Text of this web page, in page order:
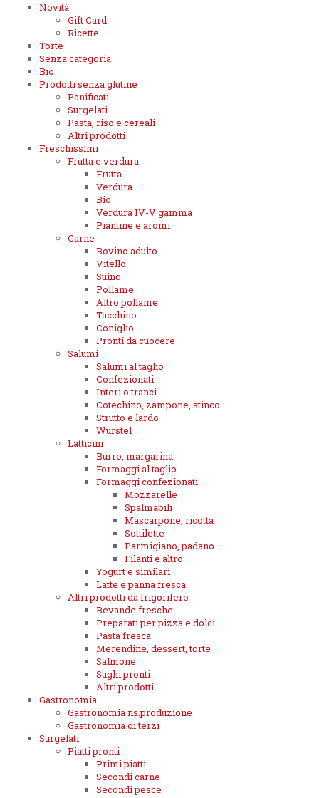
Novità
Gift Card
Ricette
Torte
Senza categoria
Bio
Prodotti senza glutine
Panificati
Surgelati
Pasta, riso e cereali
Altri prodotti
Freschissimi
Frutta e verdura
Frutta
Verdura
Bio
Verdura IV-V gamma
Piantine e aromi
Carne
Bovino adulto
Vitello
Suino
Pollame
Altro pollame
Tacchino
Coniglio
Pronti da cuocere
Salumi
Salumi al taglio
Confezionati
Interi o tranci
Cotechino, zampone, stinco
Strutto e lardo
Wurstel
Latticini
Burro, margarina
Formaggi al taglio
Formaggi confezionati
Mozzarelle
Spalmabili
Mascarpone, ricotta
Sottilette
Parmigiano, padano
Filanti e altro
Yogurt e similari
Latte e panna fresca
Altri prodotti da frigorifero
Bevande fresche
Preparati per pizza e dolci
Pasta fresca
Merendine, dessert, torte
Salmone
Sughi pronti
Altri prodotti
Gastronomia
Gastronomia ns.produzione
Gastronomia di terzi
Surgelati
Piatti pronti
Primi piatti
Secondi carne
Secondi pesce